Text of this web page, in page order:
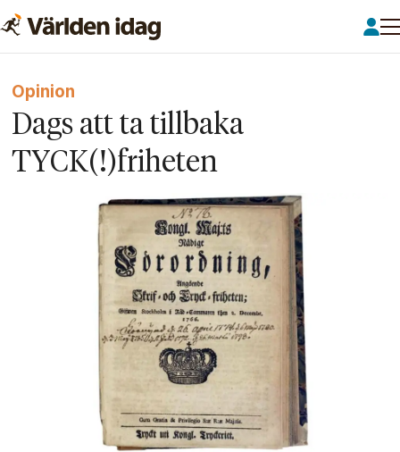
Opinion
Dags att ta tillbaka
TYCK(!)friheten